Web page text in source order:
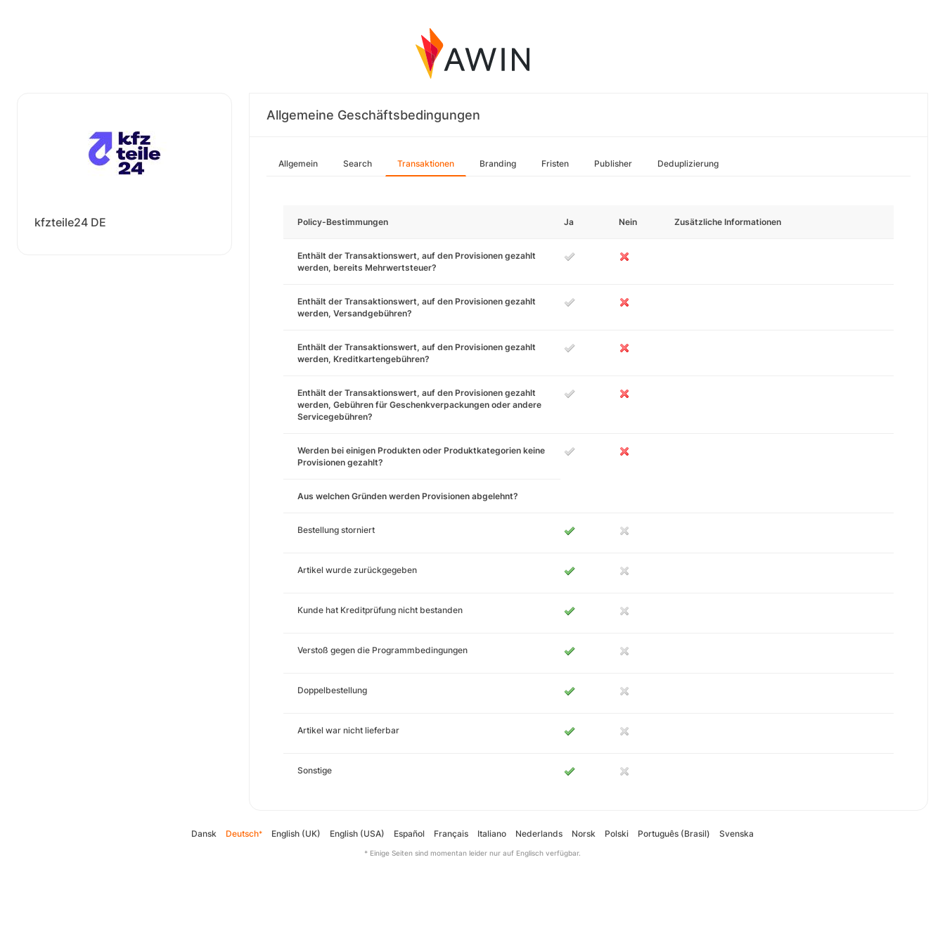
kfzteile24 DE
Allgemeine Geschäftsbedingungen
Allgemein Search Transaktionen Branding Fristen Publisher Deduplizierung
Policy-Bestimmungen Ja Nein Zusätzliche Informationen
Enthält der Transaktionswert, auf den Provisionen gezahlt
werden, bereits Mehrwertsteuer?
Enthält der Transaktionswert, auf den Provisionen gezahlt
werden, Versandgebühren?
Enthält der Transaktionswert, auf den Provisionen gezahlt
werden, Kreditkartengebühren?
Enthält der Transaktionswert, auf den Provisionen gezahlt
werden, Gebühren für Geschenkverpackungen oder andere
Servicegebühren?
Werden bei einigen Produkten oder Produktkategorien keine
Provisionen gezahlt?
Aus welchen Gründen werden Provisionen abgelehnt?
Bestellung storniert
Artikel wurde zurückgegeben
Kunde hat Kreditprüfung nicht bestanden
Verstoß gegen die Programmbedingungen
Doppelbestellung
Artikel war nicht lieferbar
Sonstige
Dansk Deutsch* English (UK) English (USA) Español Français Italiano Nederlands Norsk Polski Português (Brasil) Svenska
* Einige Seiten sind momentan leider nur auf Englisch verfügbar.